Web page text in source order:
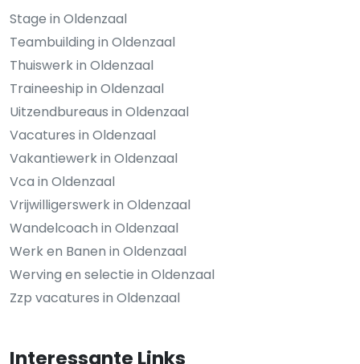
Stage in Oldenzaal
Teambuilding in Oldenzaal
Thuiswerk in Oldenzaal
Traineeship in Oldenzaal
Uitzendbureaus in Oldenzaal
Vacatures in Oldenzaal
Vakantiewerk in Oldenzaal
Vca in Oldenzaal
Vrijwilligerswerk in Oldenzaal
Wandelcoach in Oldenzaal
Werk en Banen in Oldenzaal
Werving en selectie in Oldenzaal
Zzp vacatures in Oldenzaal
Interessante Links